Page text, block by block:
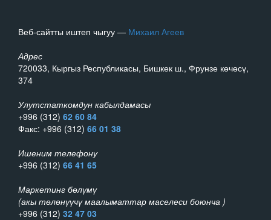
Веб-сайтты иштеп чыгуу — Михаил Агеев
Адрес
720033, Кыргыз Республикасы, Бишкек ш., Фрунзе көчөсү,
374
Улутстаткомдун кабылдамасы
+996 (312) 62 60 84
Факс: +996 (312) 66 01 38
Ишеним телефону
+996 (312) 66 41 65
Маркетинг бөлүмү
(акы төлөнүүчү маалыматтар маселеси боюнча )
+996 (312) 32 47 03